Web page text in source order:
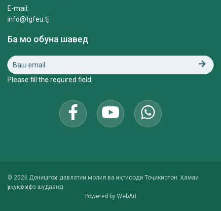
E-mail:
info@tgfeu.tj
Ба мо обуна шавед
Please fill the required field.
© 2026 Донишгоҳи давлатии молия ва иқтисоди Тоҷикистон. Ҳамаи
ҳуқуқҳо ҳифз шудаанд.
Powered by WebArt